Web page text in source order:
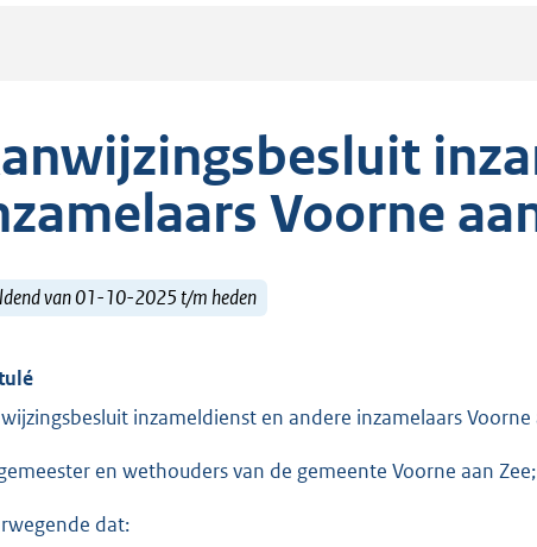
Voorne
van 01-10-2025 t/m heden
inzameldienst en andere inzamelaars Voorne
en wethouders van de gemeente Voorne aan Zee;
dat: